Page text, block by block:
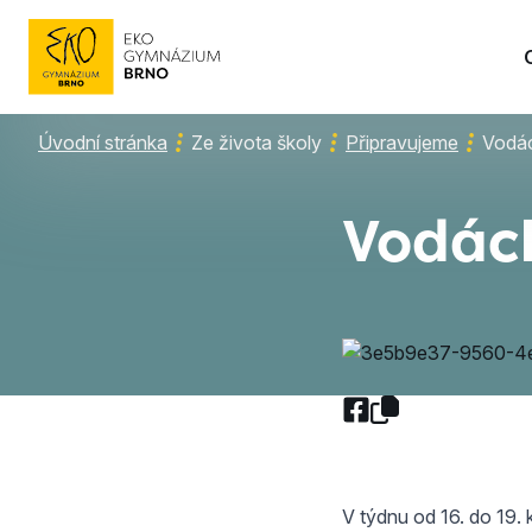
Úvodní stránka Ze života školy Připravujeme
V týdnu od 16. do